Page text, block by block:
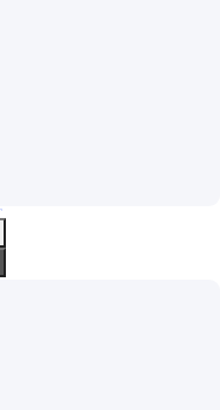
业网线 抗UV紫外线 阻燃防爆网络线